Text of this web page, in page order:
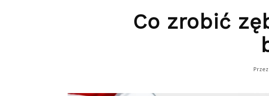
Co zrobić
Przez